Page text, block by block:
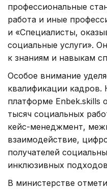
профессиональные
работа и иные
и «Специалисты,
социальные услуги».
к знаниям и навыкам
Особое внимание
квалификации кадров.
платформе Enbek.skills
тысяч социальных
кейс-менеджмент,
взаимодействие,
получателей
инклюзивных
В министерстве